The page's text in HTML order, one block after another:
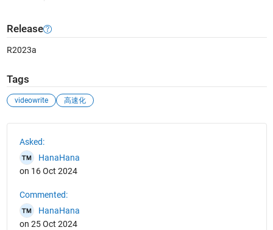
Release
R2023a
Tags
videowrite 高速化
Asked:
HanaHana
on 16 Oct 2024
Commented:
HanaHana
on 25 Oct 2024